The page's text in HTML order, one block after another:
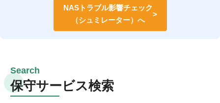
NASトラブル影響チェック
（シュミレーター）へ
保守サービス検索